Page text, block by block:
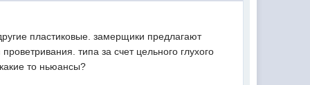
пластиковые. замерщики предлагают
типа за счет цельного глухого
то ньюансы?